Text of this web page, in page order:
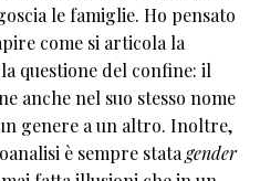
le famiglie. Ho pensato
come si articola la
questione del confine: il
anche nel suo stesso nome
genere a un altro. Inoltre,
è sempre stata gender